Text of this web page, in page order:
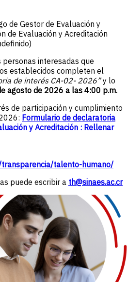
de Gestor de Evaluación y
de Evaluación y Acreditación
interesadas que
establecidos completen el
de interés CA-02- 2026”y lo
agosto de 2026 a las 4:00 p.m.
de participación y cumplimiento
Formulario de declaratoria
y Acreditación : Rellenar
talento-humano/
puede escribir a th@sinaes.ac.cr